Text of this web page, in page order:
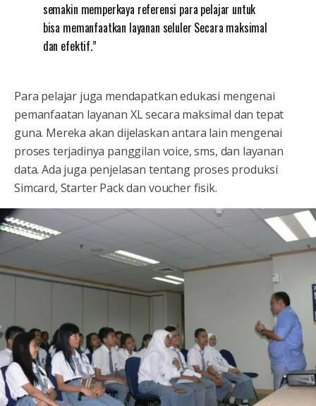
semakin memperkaya referensi para pelajar untuk
bisa memanfaatkan layanan seluler Secara maksimal
dan efektif.”
Para pelajar juga mendapatkan edukasi mengenai
pemanfaatan layanan XL secara maksimal dan tepat
guna. Mereka akan dijelaskan antara lain mengenai
proses terjadinya panggilan voice, sms, dan layanan
data. Ada juga penjelasan tentang proses produksi
Simcard, Starter Pack dan voucher fisik.